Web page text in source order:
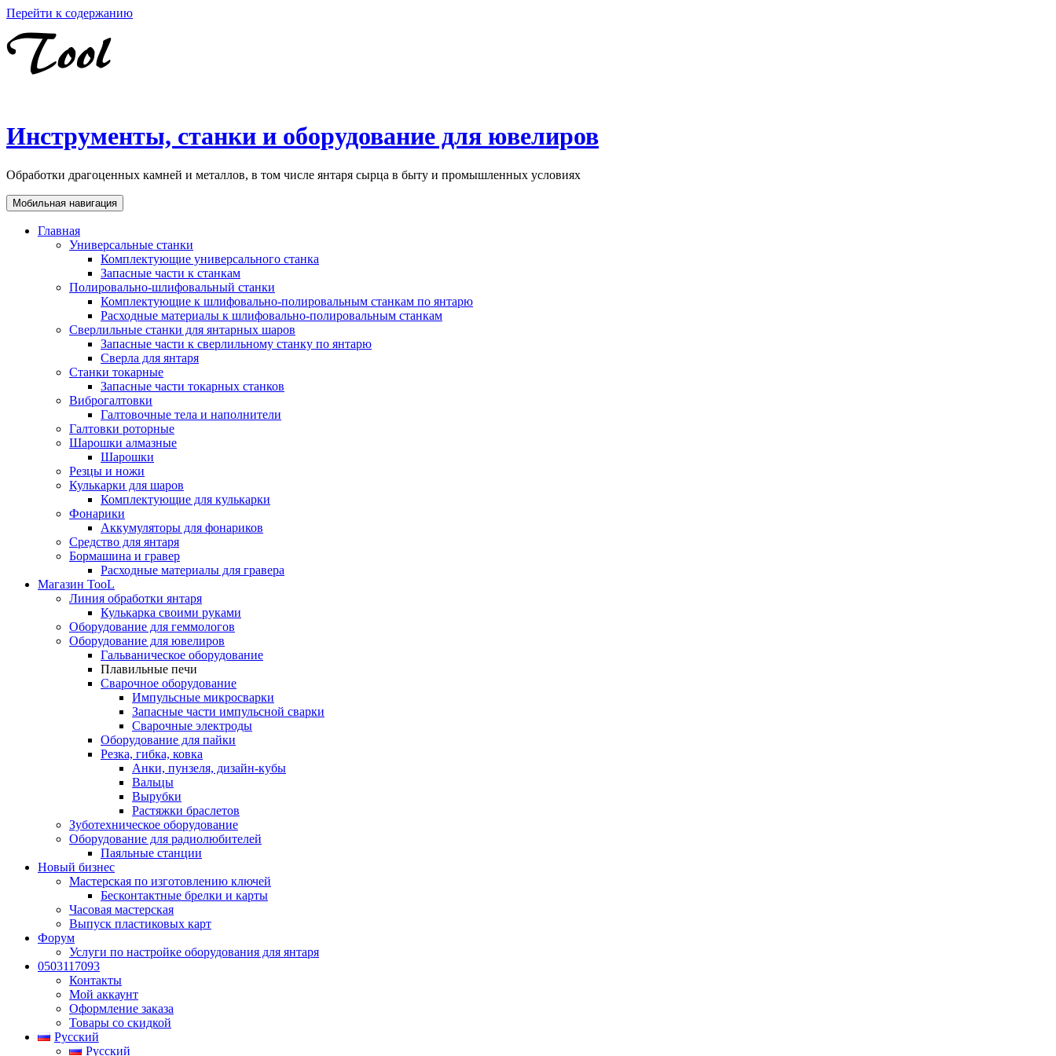
Перейти к содержанию
Инструменты, станки и оборудование для ювелиров
Обработки драгоценных камней и металлов, в том числе янтаря сырца в быту и промышленных условиях
Мобильная навигация
Главная
Универсальные станки
Комплектующие универсального станка
Запасные части к станкам
Полировально-шлифовальный станки
Комплектующие к шлифовально-полировальным станкам по янтарю
Расходные материалы к шлифовально-полировальным станкам
Сверлильные станки для янтарных шаров
Запасные части к сверлильному станку по янтарю
Сверла для янтаря
Станки токарные
Запасные части токарных станков
Виброгалтовки
Галтовочные тела и наполнители
Галтовки роторные
Шарошки алмазные
Шарошки
Резцы и ножи
Кулькарки для шаров
Комплектующие для кулькарки
Фонарики
Аккумуляторы для фонариков
Средство для янтаря
Бормашина и гравер
Расходные материалы для гравера
Магазин TooL
Линия обработки янтаря
Кулькарка своими руками
Оборудование для геммологов
Оборудование для ювелиров
Гальваническое оборудование
Плавильные печи
Сварочное оборудование
Импульсные микросварки
Запасные части импульсной сварки
Сварочные электроды
Оборудование для пайки
Резка, гибка, ковка
Анки, пунзеля, дизайн-кубы
Вальцы
Вырубки
Растяжки браслетов
Зуботехническое оборудование
Оборудование для радиолюбителей
Паяльные станции
Новый бизнес
Мастерская по изготовлению ключей
Бесконтактные брелки и карты
Часовая мастерская
Выпуск пластиковых карт
Форум
Услуги по настройке оборудования для янтаря
0503117093
Контакты
Мой аккаунт
Оформление заказа
Товары со скидкой
Русский
Русский